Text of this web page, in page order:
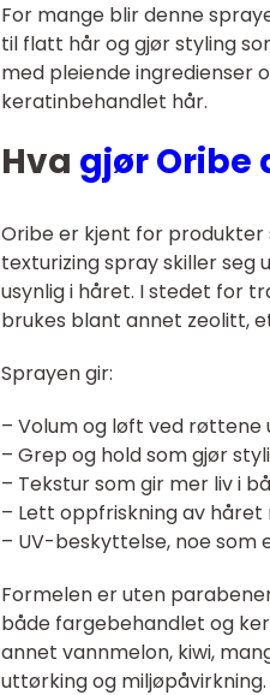
For mange blir denne
til flatt hår og gjør styling
med pleiende ingredienser
keratinbehandlet hår.
Hva gjør Oribe
Oribe er kjent for produkter
texturizing spray skiller seg
usynlig i håret. I stedet for
brukes blant annet zeolitt,
Sprayen gir:
– Volum og løft ved røttene
– Grep og hold som gjør
– Tekstur som gir mer liv i
– Lett oppfriskning av
– UV-beskyttelse, noe
Formelen er uten
både fargebehandlet og
annet vannmelon, kiwi,
uttørking og miljøpåvirkning.